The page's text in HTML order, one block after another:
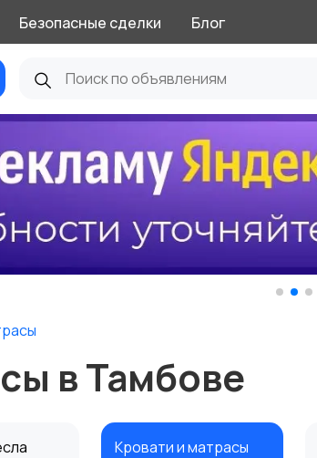
Безопасные сделки Блог
в Тамбове
Кровати и матрасы